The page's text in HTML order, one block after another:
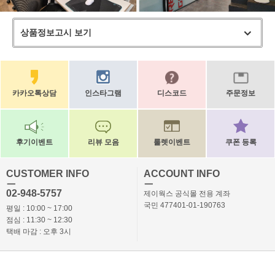
상품정보고시 보기
카카오톡상담 인스타그램 디스코드 주문정보
후기이벤트 리뷰 모음 룰렛이벤트 쿠폰 등록
CUSTOMER INFO
ㅡ
02-948-5757
평일 : 10:00 ~ 17:00
점심 : 11:30 ~ 12:30
택배 마감 : 오후 3시
ACCOUNT INFO
ㅡ
제이웍스 공식몰 전용 계좌
국민 477401-01-190763